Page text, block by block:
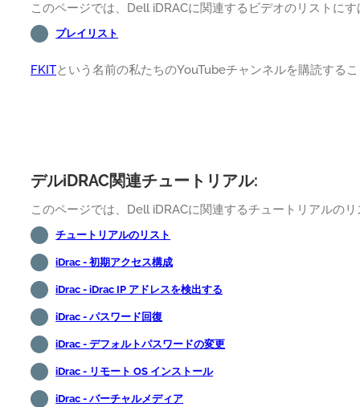
このページでは、Dell iDRACに関連するビデオのリストにす
プレイリスト
FKITという名前の私たちのYouTubeチャンネルを購読するこ
デルiDRAC関連チュートリアル:
このページでは、Dell iDRACに関連するチュートリアルのリ
チュートリアルのリスト
iDrac - 初期アクセス構成
iDrac - iDrac IP アドレスを検出する
iDrac - パスワード回復
iDrac - デフォルトパスワードの変更
iDrac - リモート OS インストール
iDrac - バーチャルメディア